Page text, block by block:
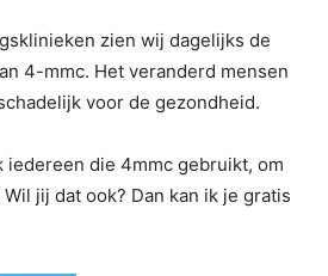
zien wij dagelijks de
4-mmc. Het veranderd mensen
voor de gezondheid.
iedereen die 4mmc gebruikt, om
jij dat ook? Dan kan ik je gratis